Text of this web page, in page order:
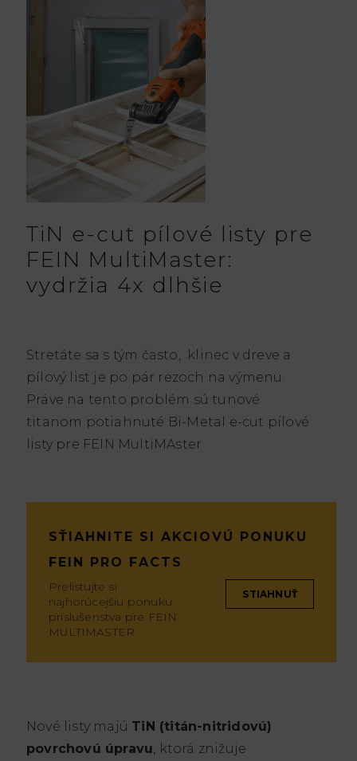
TiN e-cut pílové listy pre
FEIN MultiMaster:
vydržia 4x dlhšie
Stretáte sa s tým často, klinec v dreve a
pílový list je po pár rezoch na výmenu.
Práve na tento problém sú tunové
titanom potiahnuté Bi-Metal e-cut pílové
listy pre FEIN MultiMAster
SŤIAHNITE SI AKCIOVÚ PONUKU
FEIN PRO FACTS
Prelistujte si
najhorúcejšiu ponuku
príslušenstva pre FEIN
MULTIMASTER
STIAHNUŤ
Nové listy majú TiN (titán-nitridovú)
povrchovú úpravu, ktorá znižuje